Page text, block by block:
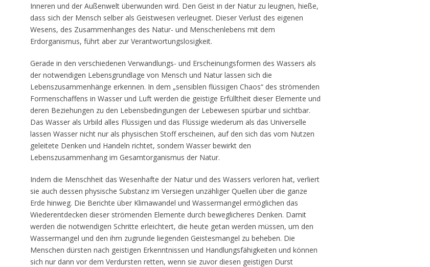
Inneren und der Außenwelt überwunden wird. Den Geist in der Natur zu leugnen, hieße,
dass sich der Mensch selber als Geistwesen verleugnet. Dieser Verlust des eigenen
Wesens, des Zusammenhanges des Natur- und Menschenlebens mit dem
Erdorganismus, führt aber zur Verantwortungslosigkeit.
Gerade in den verschiedenen Verwandlungs- und Erscheinungsformen des Wassers als
der notwendigen Lebensgrundlage von Mensch und Natur lassen sich die
Lebenszusammenhänge erkennen. In dem „sensiblen flüssigen Chaos“ des strömenden
Formenschaffens in Wasser und Luft werden die geistige Erfülltheit dieser Elemente und
deren Beziehungen zu den Lebensbedingungen der Lebewesen spürbar und sichtbar.
Das Wasser als Urbild alles Flüssigen und das Flüssige wiederum als das Universelle
lassen Wasser nicht nur als physischen Stoff erscheinen, auf den sich das vom Nutzen
geleitete Denken und Handeln richtet, sondern Wasser bewirkt den
Lebenszusammenhang im Gesamtorganismus der Natur.
Indem die Menschheit das Wesenhafte der Natur und des Wassers verloren hat, verliert
sie auch dessen physische Substanz im Versiegen unzähliger Quellen über die ganze
Erde hinweg. Die Berichte über Klimawandel und Wassermangel ermöglichen das
Wiederentdecken dieser strömenden Elemente durch beweglicheres Denken. Damit
werden die notwendigen Schritte erleichtert, die heute getan werden müssen, um den
Wassermangel und den ihm zugrunde liegenden Geistesmangel zu beheben. Die
Menschen dürsten nach geistigen Erkenntnissen und Handlungsfähigkeiten und können
sich nur dann vor dem Verdursten retten, wenn sie zuvor diesen geistigen Durst